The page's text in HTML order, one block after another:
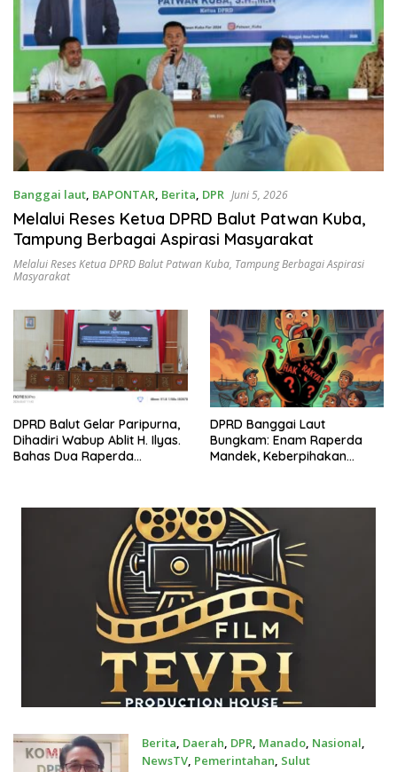
Banggai laut, BAPONTAR, Berita, DPR Juni 5, 2026
Melalui Reses Ketua DPRD Balut Patwan Kuba,
Tampung Berbagai Aspirasi Masyarakat
Melalui Reses Ketua DPRD Balut Patwan Kuba, Tampung Berbagai Aspirasi
Masyarakat
DPRD Balut Gelar Paripurna,
Dihadiri Wabup Ablit H. Ilyas.
Bahas Dua Raperda
DPRD Banggai Laut
Bungkam: Enam Raperda
Mandek, Keberpihakan
Berita, Daerah, DPR, Manado, Nasional,
NewsTV, Pemerintahan, Sulut